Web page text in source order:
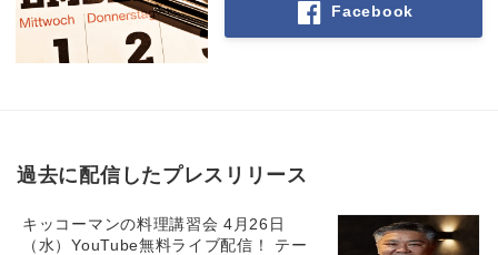
Facebook
過去に配信したプレスリリース
キッコーマンの料理講習会 4月26日
（水）YouTube無料ライブ配信！ テー